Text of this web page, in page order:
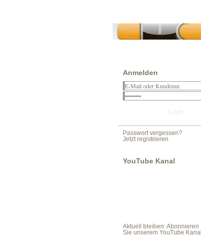
Anmelden
Passwort vergessen?
Jetzt registrieren
YouTube Kanal
Aktuell bleiben: Abonnieren
Sie unserem YouTube Kanal